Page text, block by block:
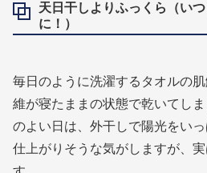
天日干しよりふっくら（い
に！）
毎日のように洗濯するタオルの
維が寝たままの状態で乾いてし
のよい日は、外干しで陽光をい
仕上がりそうな気がしますが、